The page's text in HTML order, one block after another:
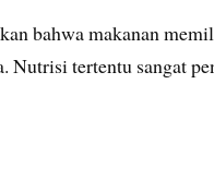
bahwa makanan
Nutrisi tertentu sangat